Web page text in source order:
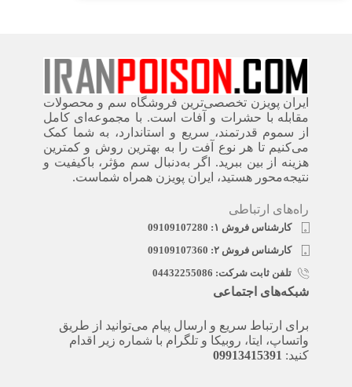
ایران پویزن تخصصی‌ترین فروشگاه سم و محصولات
مقابله با حشرات و آفات است. با مجموعه‌ای کامل
از سموم قدرتمند، سریع‌ و استاندارد، به شما کمک
می‌کنیم تا هر نوع آفت را به بهترین روش و کمترین
هزینه از بین ببرید. اگر به‌دنبال سم مؤثر، باکیفیت و
نتیجه‌محور هستید، ایران پویزن همراه شماست.
راه‌های ارتباطی
کارشناس فروش ۱: 09109107280
کارشناس فروش ۲: 09109107360
تلفن ثابت شرکت: 04432255086
شبکه‌های اجتماعی
برای ارتباط سریع و ارسال پیام می‌توانید از طریق
واتساپ، ایتا، روبیکا و تلگرام با شماره زیر اقدام
کنید: 09913415391